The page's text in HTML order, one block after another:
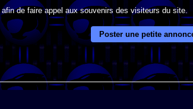
afin de faire appel aux souvenirs des visiteurs du site.
Poster une petite